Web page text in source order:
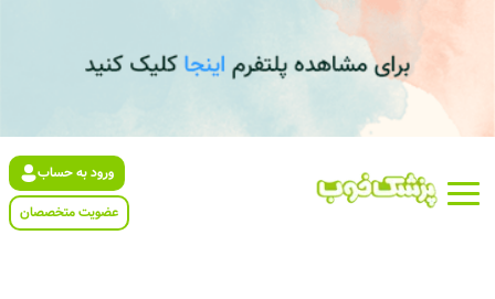
ورود به حساب
عضویت متخصصان